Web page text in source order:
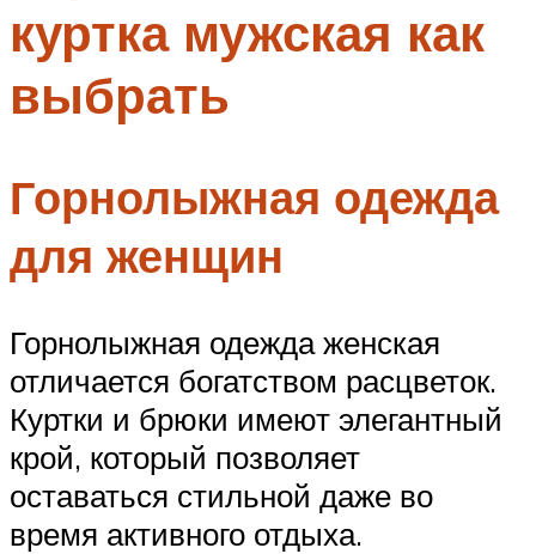
Меню
куртка мужская как
выбрать
Горнолыжная одежда
для женщин
Горнолыжная одежда женская
отличается богатством расцветок.
Куртки и брюки имеют элегантный
крой, который позволяет
оставаться стильной даже во
время активного отдыха.